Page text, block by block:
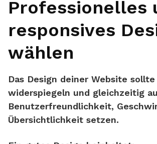
Professionelles
responsives
wählen
Das Design deiner Website
widerspiegeln und gleichzeitig
Benutzerfreundlichkeit,
Übersichtlichkeit setzen.